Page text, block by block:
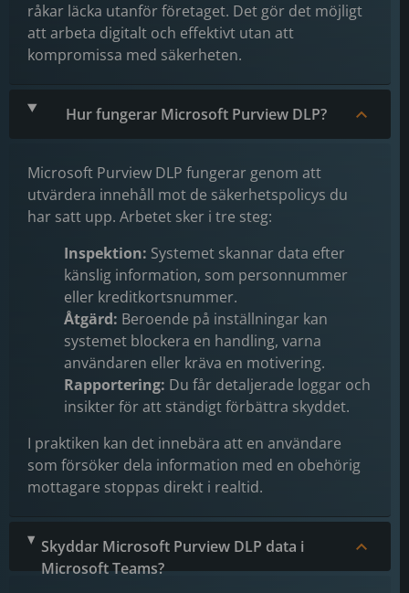
råkar läcka utanför företaget. Det gör det möjligt
att arbeta digitalt och effektivt utan att
kompromissa med säkerheten.
Hur fungerar Microsoft Purview DLP?
Microsoft Purview DLP fungerar genom att
utvärdera innehåll mot de säkerhetspolicys du
har satt upp. Arbetet sker i tre steg:
Inspektion: Systemet skannar data efter
känslig information, som personnummer
eller kreditkortsnummer.
Åtgärd: Beroende på inställningar kan
systemet blockera en handling, varna
användaren eller kräva en motivering.
Rapportering: Du får detaljerade loggar och
insikter för att ständigt förbättra skyddet.
I praktiken kan det innebära att en användare
som försöker dela information med en obehörig
mottagare stoppas direkt i realtid.
Skyddar Microsoft Purview DLP data i
Microsoft Teams?